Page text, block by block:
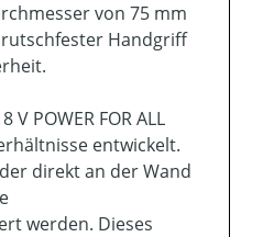
von 75 mm
rutschfester Handgriff
POWER FOR ALL
entwickelt.
direkt an der Wand
werden. Dieses